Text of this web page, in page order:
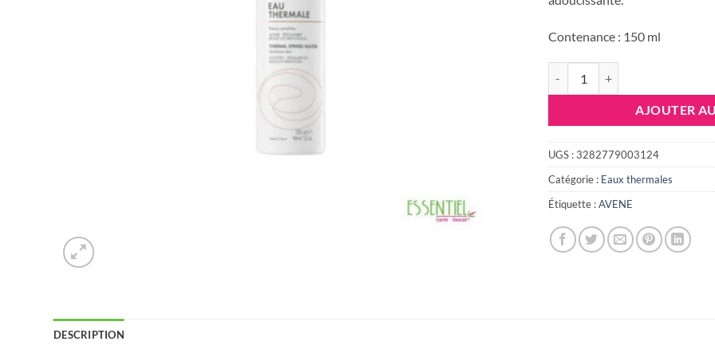
Contenance : 150 ml
AJOUTER
UGS :3282779003124
Catégorie : Eaux thermales
Étiquette :AVENE
DESCRIPTION